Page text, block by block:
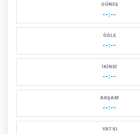
GÜNEŞ
--:--
ÖĞLE
--:--
İKINDI
--:--
AKŞAM
--:--
YATSI